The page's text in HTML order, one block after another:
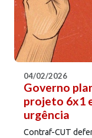
04/02/2026
Governo
projeto 6x1
urgência
Contraf-CUT